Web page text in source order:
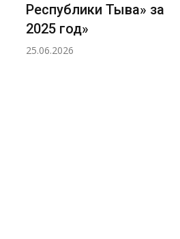
Республики Тыва» за
2025 год»
25.06.2026